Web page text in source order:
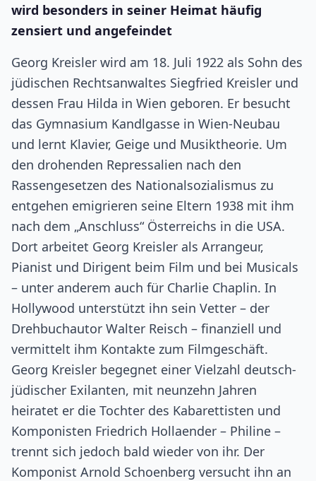
wird besonders in seiner Heimat häufig
zensiert und angefeindet
Georg Kreisler wird am 18. Juli 1922 als Sohn des
jüdischen Rechtsanwaltes Siegfried Kreisler und
dessen Frau Hilda in Wien geboren. Er besucht
das Gymnasium Kandlgasse in Wien-Neubau
und lernt Klavier, Geige und Musiktheorie. Um
den drohenden Repressalien nach den
Rassengesetzen des Nationalsozialismus zu
entgehen emigrieren seine Eltern 1938 mit ihm
nach dem „Anschluss“ Österreichs in die USA.
Dort arbeitet Georg Kreisler als Arrangeur,
Pianist und Dirigent beim Film und bei Musicals
– unter anderem auch für Charlie Chaplin. In
Hollywood unterstützt ihn sein Vetter – der
Drehbuchautor Walter Reisch – finanziell und
vermittelt ihm Kontakte zum Filmgeschäft.
Georg Kreisler begegnet einer Vielzahl deutsch-
jüdischer Exilanten, mit neunzehn Jahren
heiratet er die Tochter des Kabarettisten und
Komponisten Friedrich Hollaender – Philine –
trennt sich jedoch bald wieder von ihr. Der
Komponist Arnold Schoenberg versucht ihn an